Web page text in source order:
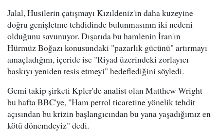
Jalal, Husilerin çatışmayı Kızıldeniz'in daha kuzeyine
doğru genişletme tehdidinde bulunmasının iki nedeni
olduğunu savunuyor. Dışarıda bu hamlenin İran'ın
Hürmüz Boğazı konusundaki "pazarlık gücünü" artırmayı
amaçladığını, içeride ise "Riyad üzerindeki zorlayıcı
baskıyı yeniden tesis etmeyi" hedeflediğini söyledi.
Gemi takip şirketi Kpler'de analist olan Matthew Wright
bu hafta BBC'ye, "Ham petrol ticaretine yönelik tehdit
açısından bu krizin başlangıcından bu yana yaşadığımız en
kötü dönemdeyiz" dedi.